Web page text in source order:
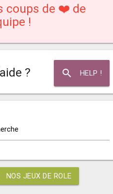
coups de ❤️ de
!
search HELP !
?
NOS JEUX DE ROLE